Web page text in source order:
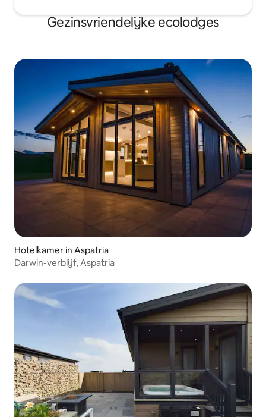
Gezinsvriendelijke ecolodges
Hotelkamer in Aspatria
Darwin-verblijf, Aspatria